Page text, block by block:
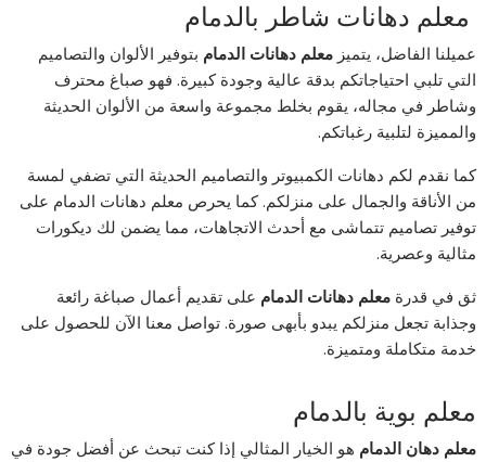
معلم دهانات شاطر بالدمام
عميلنا الفاضل، يتميزمعلم دهانات الدمام بتوفير الألوان والتصاميم
التي تلبي احتياجاتكم بدقة عالية وجودة كبيرة. فهو صباغ محترف
وشاطر في مجاله، يقوم بخلط مجموعة واسعة من الألوان الحديثة
والمميزة لتلبية رغباتكم.
كما نقدم لكم دهانات الكمبيوتر والتصاميم الحديثة التي تضفي لمسة
من الأناقة والجمال على منزلكم. كما يحرص معلم دهانات الدمام على
توفير تصاميم تتماشى مع أحدث الاتجاهات، مما يضمن لك ديكورات
مثالية وعصرية.
ثق في قدرةمعلم دهانات الدمام على تقديم أعمال صباغة رائعة
وجذابة تجعل منزلكم يبدو بأبهى صورة. تواصل معنا الآن للحصول على
خدمة متكاملة ومتميزة.
معلم بوية بالدمام
معلم دهان الدمام هو الخيار المثالي إذا كنت تبحث عن أفضل جودة في